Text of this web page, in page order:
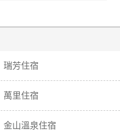
瑞芳住宿
萬里住宿
金山溫泉住宿